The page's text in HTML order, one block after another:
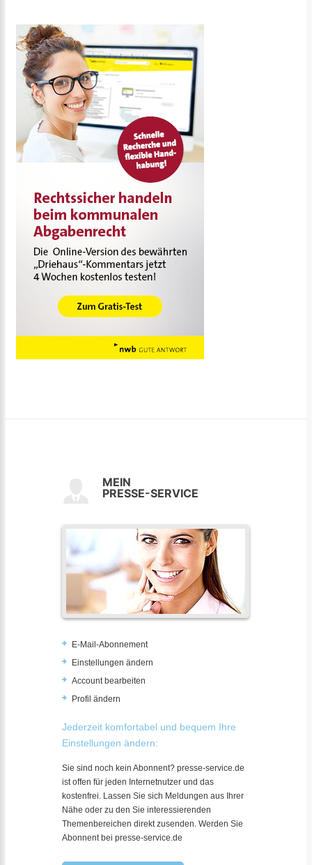
MEIN
PRESSE-SERVICE
E-Mail-Abonnement
Einstellungen ändern
Account bearbeiten
Profil ändern
Jederzeit komfortabel und bequem Ihre
Einstellungen ändern:
Sie sind noch kein Abonnent? presse-service.de
ist offen für jeden Internetnutzer und das
kostenfrei. Lassen Sie sich Meldungen aus Ihrer
Nähe oder zu den Sie interessierenden
Themenbereichen direkt zusenden. Werden Sie
Abonnent bei presse-service.de